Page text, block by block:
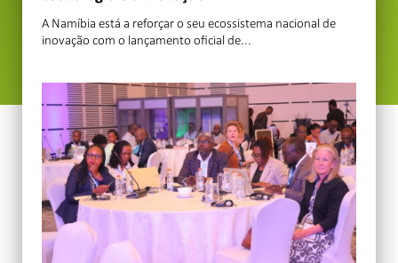
A Namíbia está a reforçar o seu ecossistema nacional de
inovação com o lançamento oficial de...